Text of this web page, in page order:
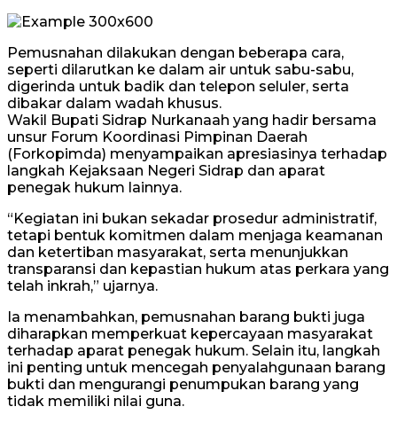
Pemusnahan dilakukan dengan beberapa cara,
seperti dilarutkan ke dalam air untuk sabu-sabu,
digerinda untuk badik dan telepon seluler, serta
dibakar dalam wadah khusus.
Wakil Bupati Sidrap Nurkanaah yang hadir bersama
unsur Forum Koordinasi Pimpinan Daerah
(Forkopimda) menyampaikan apresiasinya terhadap
langkah Kejaksaan Negeri Sidrap dan aparat
penegak hukum lainnya.
“Kegiatan ini bukan sekadar prosedur administratif,
tetapi bentuk komitmen dalam menjaga keamanan
dan ketertiban masyarakat, serta menunjukkan
transparansi dan kepastian hukum atas perkara yang
telah inkrah,” ujarnya.
Ia menambahkan, pemusnahan barang bukti juga
diharapkan memperkuat kepercayaan masyarakat
terhadap aparat penegak hukum. Selain itu, langkah
ini penting untuk mencegah penyalahgunaan barang
bukti dan mengurangi penumpukan barang yang
tidak memiliki nilai guna.